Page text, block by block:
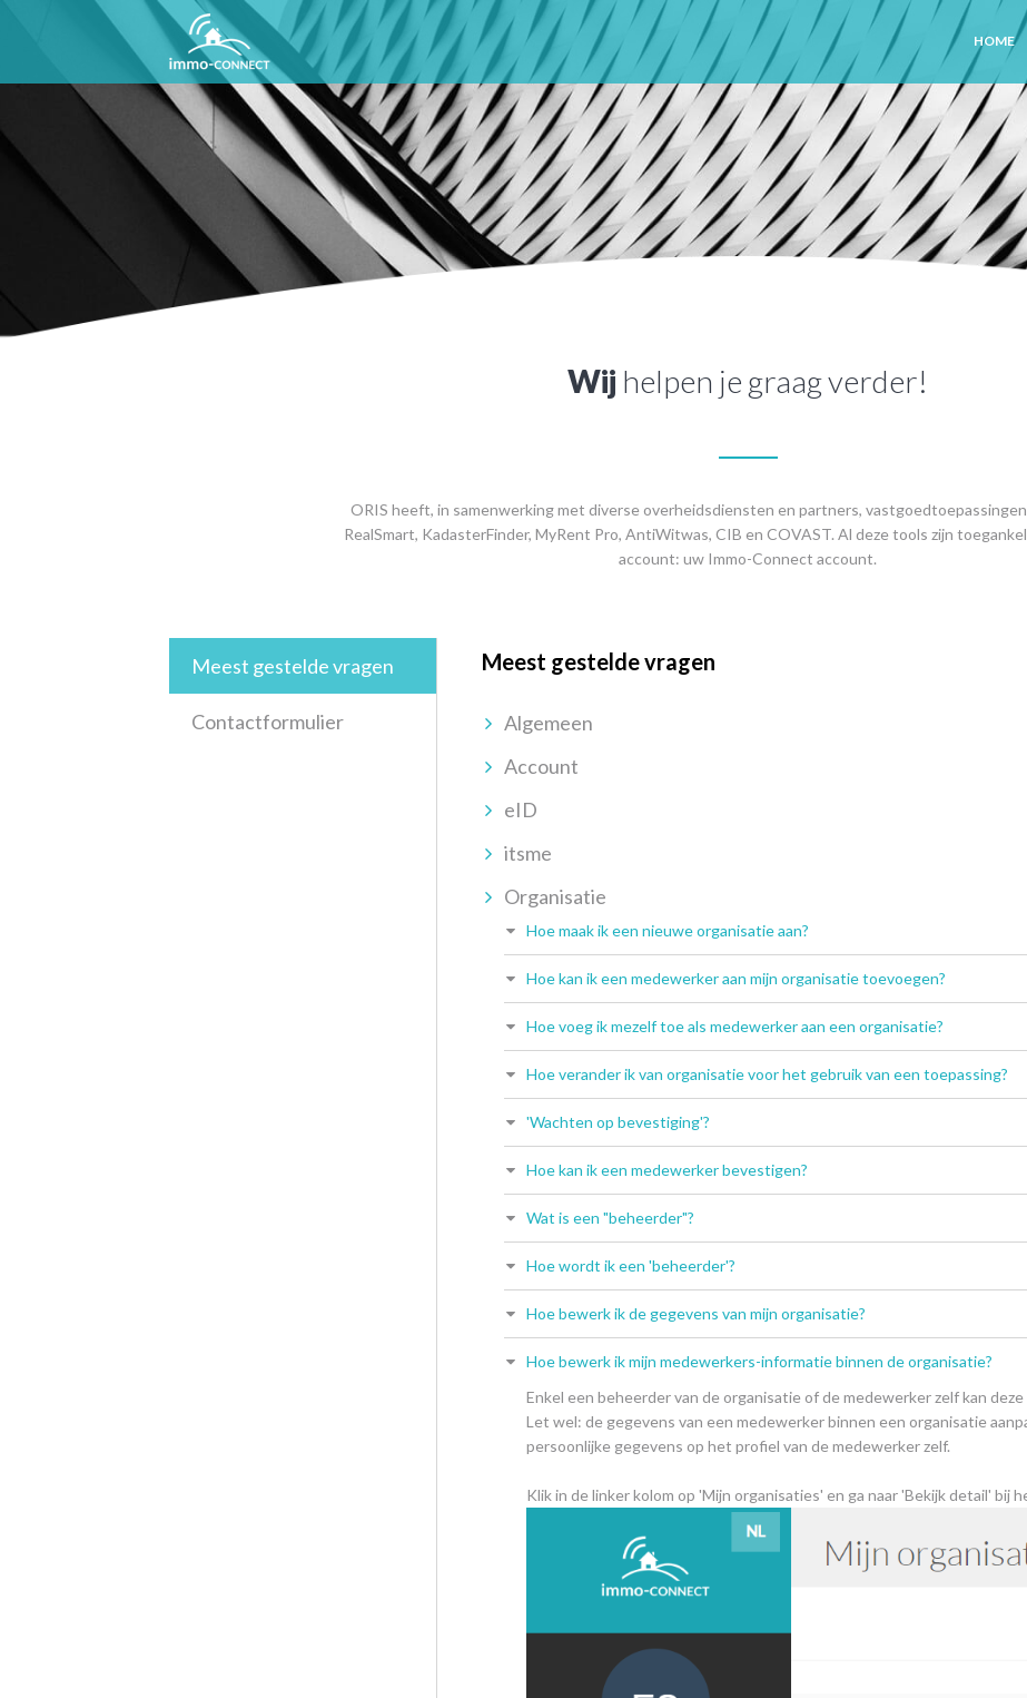
HOME
Wij helpen je graag verder!
ORIS heeft, in samenwerking met diverse overheidsdiensten en partners,
RealSmart, KadasterFinder, MyRent Pro, AntiWitwas, CIB en COVAST. Al deze tools zijn
account: uw Immo-Connect account.
Meest gestelde vragen
Contactformulier
Meest gestelde vragen
Algemeen
Account
eID
itsme
Organisatie
Hoe maak ik een nieuwe organisatie aan?
Hoe kan ik een medewerker aan mijn organisatie toevoegen?
Hoe voeg ik mezelf toe als medewerker aan een organisatie?
Hoe verander ik van organisatie voor het gebruik van een toepassing?
'Wachten op bevestiging'?
Hoe kan ik een medewerker bevestigen?
Wat is een "beheerder"?
Hoe wordt ik een 'beheerder'?
Hoe bewerk ik de gegevens van mijn organisatie?
Hoe bewerk ik mijn medewerkers-informatie binnen de organisatie?
Enkel een beheerder van de organisatie of de medewerker zelf kan
Let wel: de gegevens van een medewerker binnen een organisatie
persoonlijke gegevens op het profiel van de medewerker zelf.
Klik in de linker kolom op 'Mijn organisaties' en ga naar 'Bekijk detail' bij